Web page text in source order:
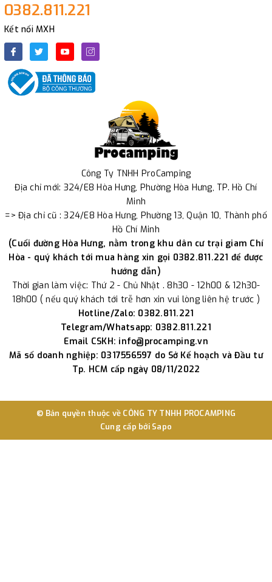
0382.811.221
Kết nối MXH
Công Ty TNHH ProCamping
Địa chỉ mới: 324/E8 Hòa Hưng, Phường Hòa Hưng, TP. Hồ Chí
Minh
=> Địa chỉ cũ : 324/E8 Hòa Hưng, Phường 13, Quận 10, Thành phố
Hồ Chí Minh
(Cuối đường Hòa Hưng, nằm trong khu dân cư trại giam Chí
Hòa - quý khách tới mua hàng xin gọi 0382.811.221 để được
hướng dẫn)
Thời gian làm việc: Thứ 2 - Chủ Nhật . 8h30 - 12h00 & 12h30-
18h00 ( nếu quý khách tới trễ hơn xin vui lòng liên hệ trước )
Hotline/Zalo: 0382.811.221
Telegram/Whatsapp: 0382.811.221
Email CSKH: info@procamping.vn
Mã số doanh nghiệp: 0317556597 do Sở Kế hoạch và Đầu tư
Tp. HCM cấp ngày 08/11/2022
© Bản quyền thuộc về CÔNG TY TNHH PROCAMPING
Cung cấp bởi Sapo